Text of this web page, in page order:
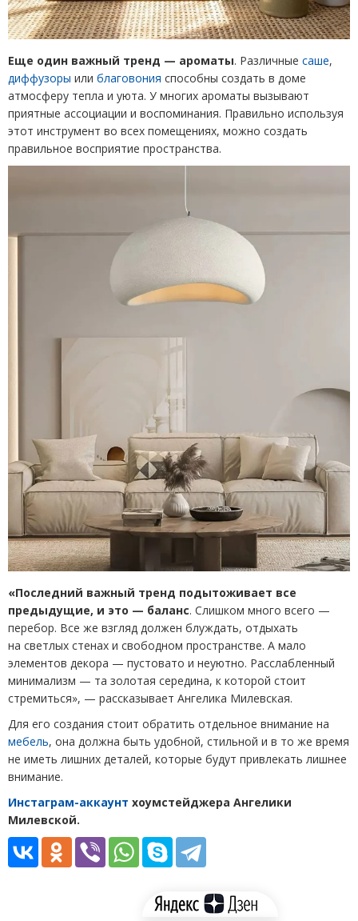
Еще один важный тренд — ароматы. Различные саше,
диффузоры или благовония способны создать в доме
атмосферу тепла и уюта. У многих ароматы вызывают
приятные ассоциации и воспоминания. Правильно используя
этот инструмент во всех помещениях, можно создать
правильное восприятие пространства.
«Последний важный тренд подытоживает все
предыдущие, и это — баланс. Слишком много всего —
перебор. Все же взгляд должен блуждать, отдыхать
на светлых стенах и свободном пространстве. А мало
элементов декора — пустовато и неуютно. Расслабленный
минимализм — та золотая середина, к которой стоит
стремиться», — рассказывает Ангелика Милевская.
Для его создания стоит обратить отдельное внимание на
мебель, она должна быть удобной, стильной и в то же время
не иметь лишних деталей, которые будут привлекать лишнее
внимание.
Инстаграм-аккаунт хоумстейджера Ангелики
Милевской.